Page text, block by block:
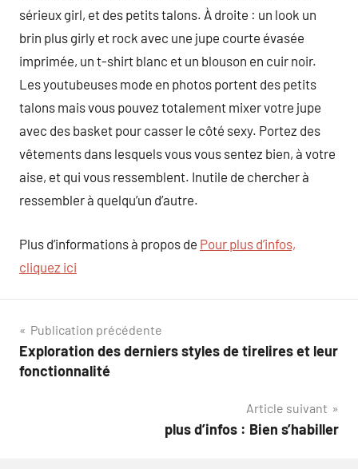
sérieux girl, et des petits talons. À droite : un look un
brin plus girly et rock avec une jupe courte évasée
imprimée, un t-shirt blanc et un blouson en cuir noir.
Les youtubeuses mode en photos portent des petits
talons mais vous pouvez totalement mixer votre jupe
avec des basket pour casser le côté sexy. Portez des
vêtements dans lesquels vous vous sentez bien, à votre
aise, et qui vous ressemblent. Inutile de chercher à
ressembler à quelqu’un d’autre.
Plus d’informations à propos de Pour plus d’infos,
cliquez ici
Navigation
de
Publication précédente
Exploration des derniers styles de tirelires et leur
fonctionnalité
Article suivant
plus d’infos : Bien s’habiller